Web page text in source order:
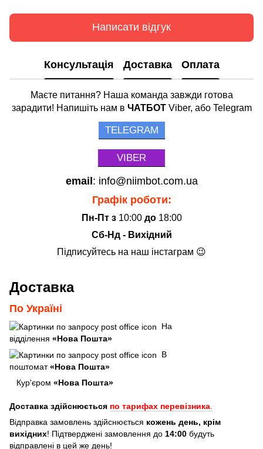
Написати відгук
Консультація Доставка Оплата
Маєте питання? Наша команда завжди готова
зарадити! Напишіть нам в ЧАТБОТViber, або Telegram
TELEGRAM
VIBER
email: info@niimbot.com.ua
Графік роботи:
Пн-Пт з 10:00до 18:00
Сб-Нд - Вихідний
Підписуйтесь на наш інстаграм 😉
Доставка
По Україні
На
відділення «Нова Пошта»
В
поштомат«Нова Пошта»
Кур'єром «Нова Пошта»
Доставка здійснюється по тарифах перевізника
Відправка замовлень здійснюється кожень день, крім
вихідних! Підтверджені замовлення до 14:00 будуть
відправлені в цей же день!